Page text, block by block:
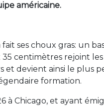
américaine.
fait ses choux gras: un
centimètres rejoint
et devient ainsi le plus
formation.
à Chicago, et ayant